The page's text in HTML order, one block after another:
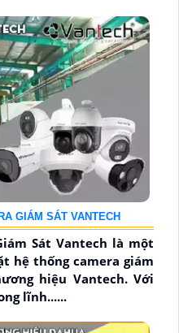
GIÁM SÁT VANTECH
Sát Vantech là một
hệ thống camera giám
hiệu Vantech. Với
lĩnh......